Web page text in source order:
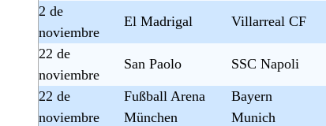
2 de
noviembre
El Madrigal Villarreal CF
22 de
noviembre
San Paolo SSC Napoli
22 de
noviembre
Fußball Arena
München
Bayern
Munich